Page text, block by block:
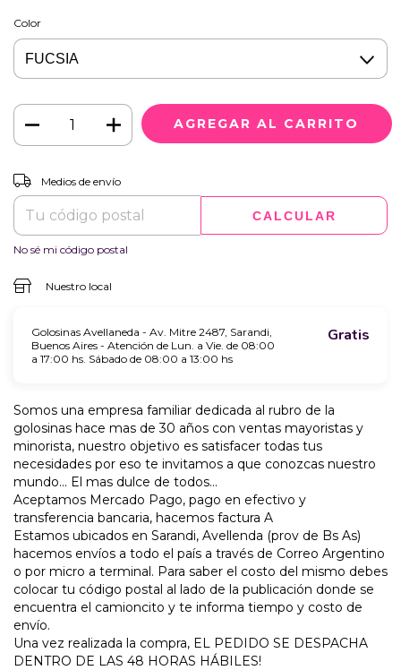
Color
Entregas para el CP:
Medios de envío
CALCULAR
No sé mi código postal
Nuestro local
Golosinas Avellaneda - Av. Mitre 2487, Sarandi,
Buenos Aires - Atención de Lun. a Vie. de 08:00
a 17:00 hs. Sábado de 08:00 a 13:00 hs
Gratis
Somos una empresa familiar dedicada al rubro de la
golosinas hace mas de 30 años con ventas mayoristas y
minorista, nuestro objetivo es satisfacer todas tus
necesidades por eso te invitamos a que conozcas nuestro
mundo... El mas dulce de todos...
Aceptamos Mercado Pago, pago en efectivo y
transferencia bancaria, hacemos factura A
Estamos ubicados en Sarandi, Avellenda (prov de Bs As)
hacemos envíos a todo el país a través de Correo Argentino
o por micro a terminal. Para saber el costo del mismo debes
colocar tu código postal al lado de la publicación donde se
encuentra el camioncito y te informa tiempo y costo de
envío.
Una vez realizada la compra, EL PEDIDO SE DESPACHA
DENTRO DE LAS 48 HORAS HÁBILES!